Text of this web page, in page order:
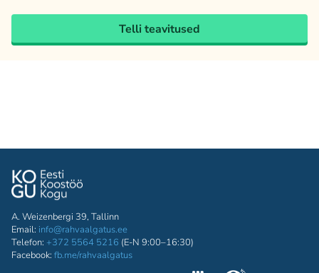
Telli teavitused
A. Weizenbergi 39, Tallinn
Email: info@rahvaalgatus.ee
Telefon: +372 5564 5216 (E-N 9:00–16:30)
Facebook: fb.me/rahvaalgatus